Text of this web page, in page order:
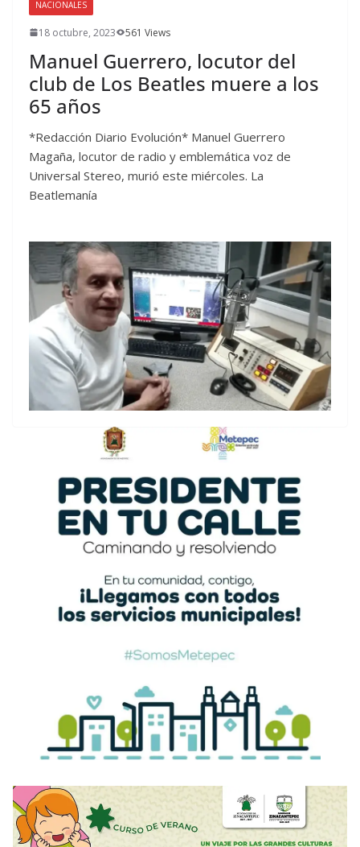
NACIONALES
18 octubre, 2023 561 Views
Manuel Guerrero, locutor del
club de Los Beatles muere a los
65 años
*Redacción Diario Evolución* Manuel Guerrero
Magaña, locutor de radio y emblemática voz de
Universal Stereo, murió este miércoles. La
Beatlemanía